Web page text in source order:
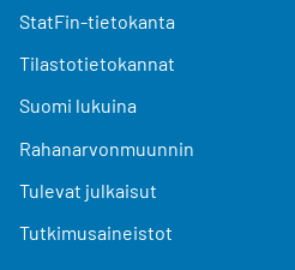
StatFin-tietokanta
Tilastotietokannat
Suomi lukuina
Rahanarvonmuunnin
Tulevat julkaisut
Tutkimusaineistot